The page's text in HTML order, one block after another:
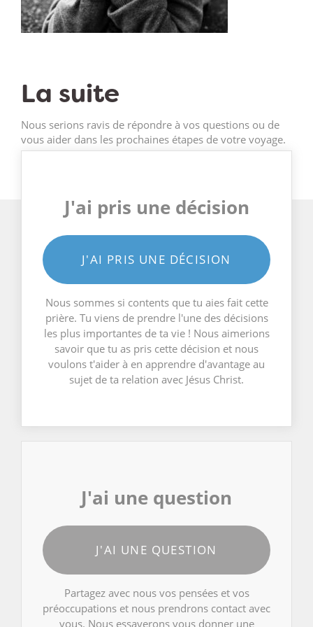
La suite
Nous serions ravis de répondre à vos questions ou de
vous aider dans les prochaines étapes de votre voyage.
J'ai pris une décision
J'AI PRIS UNE DÉCISION
Nous sommes si contents que tu aies fait cette
prière. Tu viens de prendre l'une des décisions
les plus importantes de ta vie ! Nous aimerions
savoir que tu as pris cette décision et nous
voulons t'aider à en apprendre d'avantage au
sujet de ta relation avec Jésus Christ.
J'ai une question
J'AI UNE QUESTION
Partagez avec nous vos pensées et vos
préoccupations et nous prendrons contact avec
vous. Nous essayerons vous donner une